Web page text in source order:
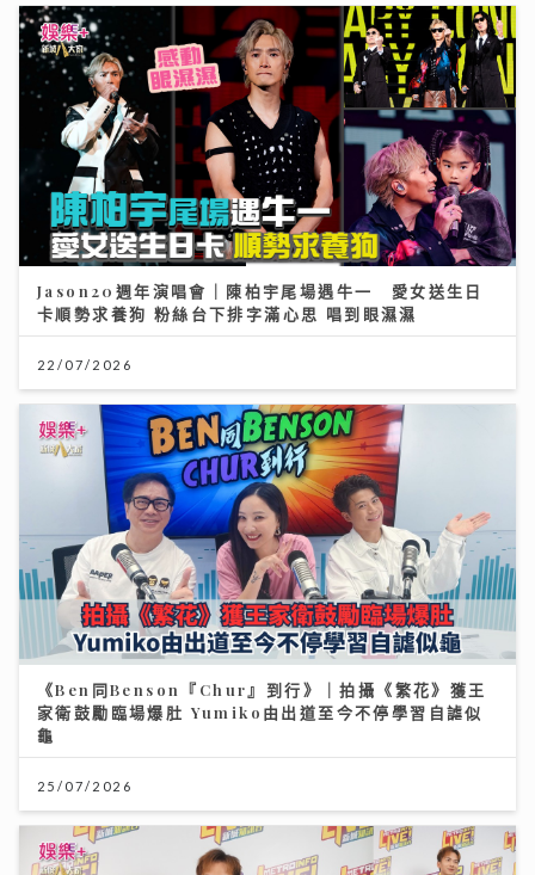
Jason20週年演唱會｜陳柏宇尾場遇牛一 愛女送生日
卡順勢求養狗 粉絲台下排字滿心思 唱到眼濕濕
22/07/2026
《Ben同Benson『Chur』到行》｜拍攝《繁花》獲王
家衛鼓勵臨場爆肚 Yumiko由出道至今不停學習自謔似
龜
25/07/2026